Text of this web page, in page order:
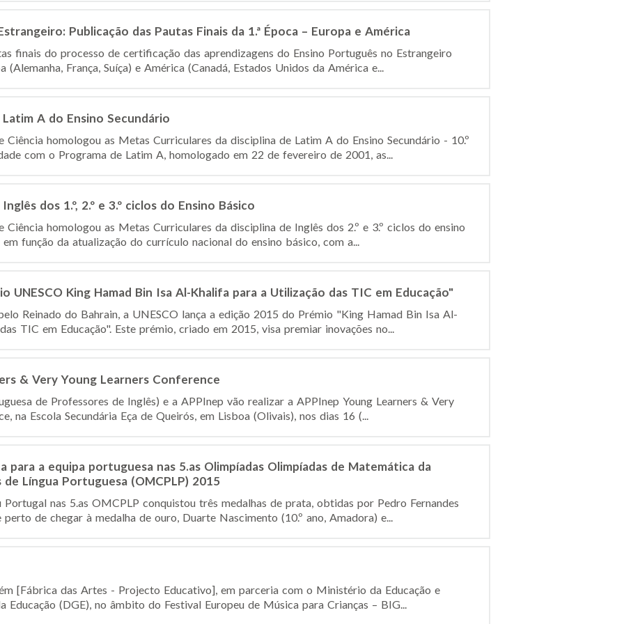
Publicação das Pautas Finais da 1.ª Época – Europa e América
finais do processo de certificação das aprendizagens do Ensino Português no Estrangeiro
(Alemanha, França, Suíça) e América (Canadá, Estados Unidos da América e...
A do Ensino Secundário
homologou as Metas Curriculares da disciplina de Latim A do Ensino Secundário - 10.º
com o Programa de Latim A, homologado em 22 de fevereiro de 2001, as...
dos 1.º, 2.º e 3.º ciclos do Ensino Básico
homologou as Metas Curriculares da disciplina de Inglês dos 2.º e 3.º ciclos do ensino
função da atualização do currículo nacional do ensino básico, com a...
UNESCO King Hamad Bin Isa Al-Khalifa para a Utilização das TIC em Educação"
Reinado do Bahrain, a UNESCO lança a edição 2015 do Prémio "King Hamad Bin Isa Al-
TIC em Educação". Este prémio, criado em 2015, visa premiar inovações no...
& Very Young Learners Conference
de Professores de Inglês) e a APPInep vão realizar a APPInep Young Learners & Very
na Escola Secundária Eça de Queirós, em Lisboa (Olivais), nos dias 16 (...
para a equipa portuguesa nas 5.as Olimpíadas Olimpíadas de Matemática da
de Língua Portuguesa (OMCPLP) 2015
nas 5.as OMCPLP conquistou três medalhas de prata, obtidas por Pedro Fernandes
perto de chegar à medalha de ouro, Duarte Nascimento (10.º ano, Amadora) e...
[Fábrica das Artes - Projecto Educativo], em parceria com o Ministério da Educação e
Educação (DGE), no âmbito do Festival Europeu de Música para Crianças – BIG...